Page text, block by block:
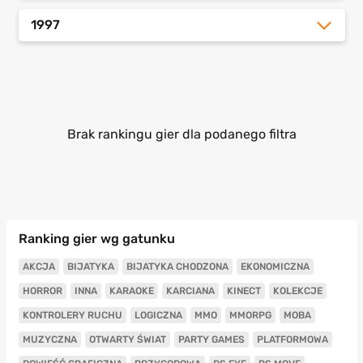
1997
Brak rankingu gier dla podanego filtra
Ranking gier wg gatunku
AKCJA BIJATYKA BIJATYKA CHODZONA EKONOMICZNA
HORROR INNA KARAOKE KARCIANA KINECT KOLEKCJE
KONTROLERY RUCHU LOGICZNA MMO MMORPG MOBA
MUZYCZNA OTWARTY ŚWIAT PARTY GAMES PLATFORMOWA